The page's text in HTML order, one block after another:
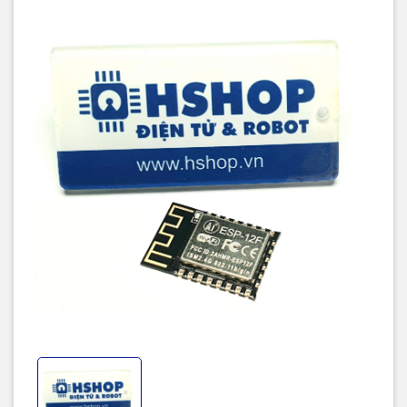
bạn có thể sử dụng nếu cần (6 chân này cũng được nối
với bộ nhớ SPI Flash nội).
Mạch thu phát Wifi SoC ESP8266 ESP-12F Ai-Thinker có
nhân xử lý bên trong là IC Wifi SoC ESP8266, thường
được sử dụng trong các ứng dụng kết nối Wifi, IoT hiện
nay, mạch được sản xuất bởi chính hãng Ai-Thinker với
quy trình thiết kế, gia công, đo kiểm kỹ càng cho chất
lượng mạch tốt và độ ổn định cao.
Mạch thu phát Wifi SoC ESP8266 ESP-12F Ai-Thinker có
kích thước nhỏ gọn, ra chân đầy đủ của IC ESP8266,
mạch được thiết kế và gia công chất lượng tốt với vỏ
Thông số kỹ thuật:
Model: Wifi SoC ESP8266 ESP-12F Ai-Thinker